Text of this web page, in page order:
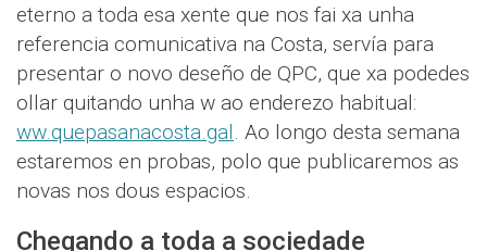
eterno a toda esa xente que nos fai xa unha
referencia comunicativa na Costa, servía para
presentar o novo deseño de QPC, que xa podedes
ollar quitando unha w ao enderezo habitual:
ww.quepasanacosta.gal. Ao longo desta semana
estaremos en probas, polo que publicaremos as
novas nos dous espacios.
Chegando a toda a sociedade